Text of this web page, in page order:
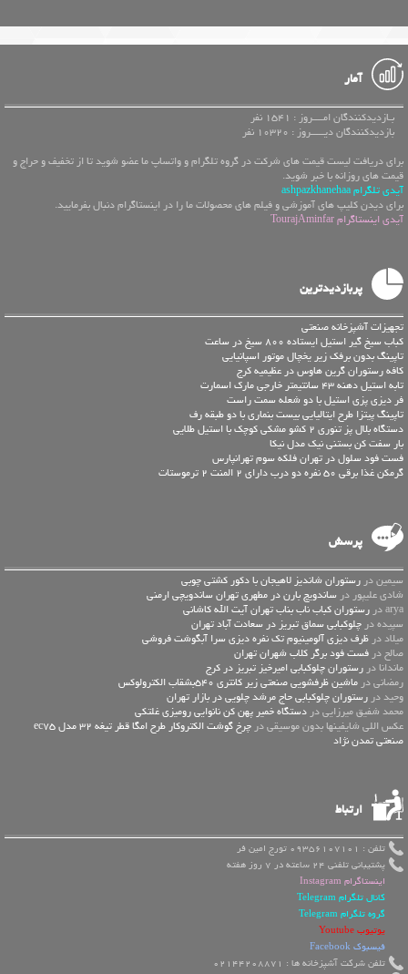
آمار
بـازدیدکنندگان امــــروز : 1541 نفر
بازدیدکنندگان دیـــــروز : 10320 نفر
برای دریافت لیست قیمت های شرکت در گروه تلگرام و واتساپ ما عضو شوید تا از تخفیف و حراج و
قیمت های روزانه با خبر شوید.
آیدی تلگرام ashpazkhanehaa
برای دیدن کلیپ های آموزشی و فیلم های محصولات ما را در اینستاگرام دنبال بفرمایید.
آیدی اینستاگرام TourajAminfar
پربازدیدترین
تجهیزات آشپزخانه صنعتی
کباب سیخ گیر استیل ایستاده 800 سیخ در ساعت
تاپینگ بدون برفک زیر یخچال موتور اسپانیایی
کافه رستوران گرین هاوس در عظیمیه کرج
تابه استیل دهنه 43 سانتیمتر خارجی مارک اسمارت
فر دیزی پزی استیل با دو شعله سمت راست
تاپینگ پیتزا طرح ایتالیایی بیست بنماری با دو طبقه رف
دستگاه بلال پز تنوری 2 کشو مشکی کوچک با استیل طلایی
بار سفت کن بستنی نیک مدل نیکا
فست فود سلول در تهران فلکه سوم تهرانپارس
گرمکن غذا برقی 50 نفره دو درب دارای 2 المنت 2 ترموستات
پرسش
سیمین در رستوران شاندیز لاهیجان با دکور کشتی چوبی
شادی علیپور در ساندویچ بارن در مطهری تهران ساندویچی ارمنی
arya در
رستوران کباب ناب بناب تهران آیت الله کاشانی
سپیده در چلوکبابی سماق تبریز در سعادت آباد تهران
میلاد در ظرف دیزی آلومینیوم تک نفره دیزی سرا آبگوشت فروشی
صالح در فست فود برگر کلاب شهران تهران
ماندانا در رستوران چلوکبابی امیرخیز تبریز در کرج
رمضانی در ماشین ظرفشویی صنعتی زیر کانتری 540بشقاب الکترولوکس
وحید در رستوران چلوکبابی حاج مرشد چلویی در بازار تهران
محمد شفیق میرزایی در دستگاه خمیر پهن کن نانوایی رومیزی غلتکی
عكس اللي شايفينها بدون موسيقى در
چرخ گوشت الکتروکار طرح امگا قطر تیغه 32 مدل ec75
صنعتی تمدن نژاد
ارتباط
تلفن : 09356107101 تورج امین فر
پشتیبانی تلفنی 24 ساعته در 7 روز هفته
اینستاگرام Instagram
کانال تلگرام Telegram
گروه تلگرام Telegram
یوتیوب Youtube
فیسبوک Facebook
تلفن شرکت آشپزخانه ها : 02144208871